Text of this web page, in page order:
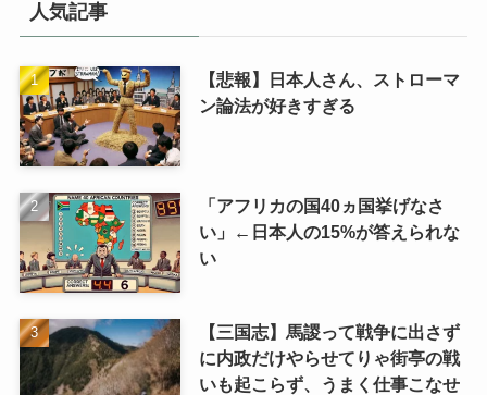
人気記事
【悲報】日本人さん、ストローマ
ン論法が好きすぎる
「アフリカの国40ヵ国挙げなさ
い」←日本人の15%が答えられな
い
【三国志】馬謖って戦争に出さず
に内政だけやらせてりゃ街亭の戦
いも起こらず、うまく仕事こなせ